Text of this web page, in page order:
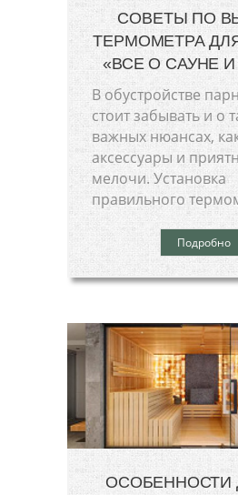
СОВЕТЫ ПО
ТЕРМОМЕТРА
«ВСЕ О САУНЕ
В обустройстве
стоит забывать и о
важных нюансах,
аксессуары и
мелочи. Установка
правильного
Подробно
ОСОБЕННОСТИ